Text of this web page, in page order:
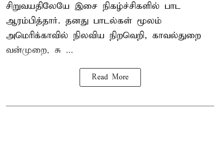
சிறுவயதிலேயே இசை நிகழ்ச்சிகளில் பாட
ஆரம்பித்தார். தனது பாடல்கள் மூலம்
அமெரிக்காவில் நிலவிய நிறவெறி, காவல்துறை
வன்முறை, சு ...
Read More